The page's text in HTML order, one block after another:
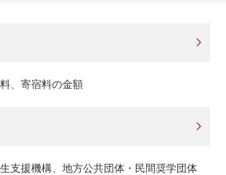
、寄宿料の金額
支援機構、地方公共団体・民間奨学団体